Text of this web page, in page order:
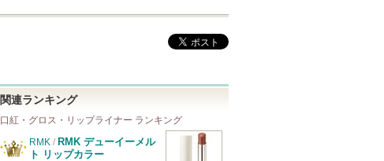
関連ランキング
口紅・グロス・リップライナー ランキング
RMK / RMK デューイーメル
ト リップカラー